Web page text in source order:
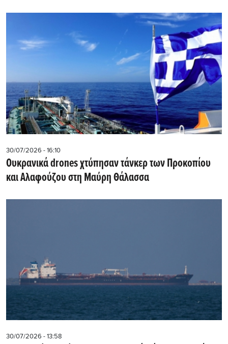
30/07/2026 - 16:10
Ουκρανικά drones χτύπησαν τάνκερ των Προκοπίου
και Αλαφούζου στη Μαύρη Θάλασσα
30/07/2026 - 13:58